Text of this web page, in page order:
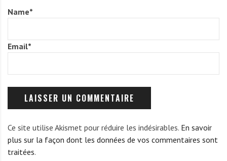
Name*
Email*
Ce site utilise Akismet pour réduire les indésirables. En savoir
plus sur la façon dont les données de vos commentaires sont
traitées.